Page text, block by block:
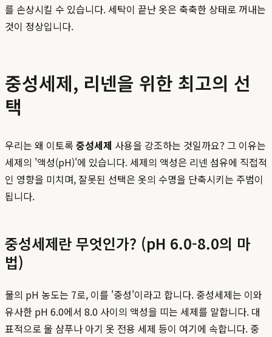
를 손상시킬 수 있습니다. 세탁이 끝난 옷은 축축한 상태로 꺼내는
것이 정상입니다.
중성세제, 리넨을 위한 최고의 선
택
우리는 왜 이토록 중성세제 사용을 강조하는 것일까요? 그 이유는
세제의 '액성(pH)'에 있습니다. 세제의 액성은 리넨 섬유에 직접적
인 영향을 미치며, 잘못된 선택은 옷의 수명을 단축시키는 주범이
됩니다.
중성세제란 무엇인가? (pH 6.0-8.0의 마
법)
물의 pH 농도는 7로, 이를 '중성'이라고 합니다. 중성세제는 이와
유사한 pH 6.0에서 8.0 사이의 액성을 띠는 세제를 말합니다. 대
표적으로 울 샴푸나 아기 옷 전용 세제 등이 여기에 속합니다. 중